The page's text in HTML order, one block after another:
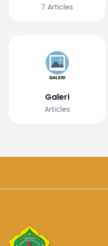
7 Articles
Galeri
Articles